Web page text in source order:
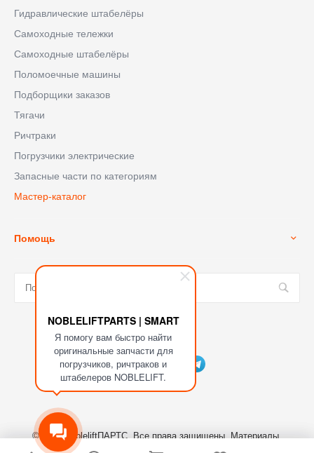
NOBLELIFTPARTS | SMART
Я помогу вам быстро найти
оригинальные запчасти для
погрузчиков, ричтраков и
штабелеров NOBLELIFT.
Гидравлические штабелёры
Самоходные тележки
Самоходные штабелёры
Поломоечные машины
Подборщики заказов
Тягачи
Ричтраки
Погрузчики электрические
Запасные части по категориям
Мастер-каталог
Помощь
Мы в соц. сетях
© 2023 NobleliftПАРТС, Все права защищены. Материалы,
размещенные на сайте являются собственностью ООО